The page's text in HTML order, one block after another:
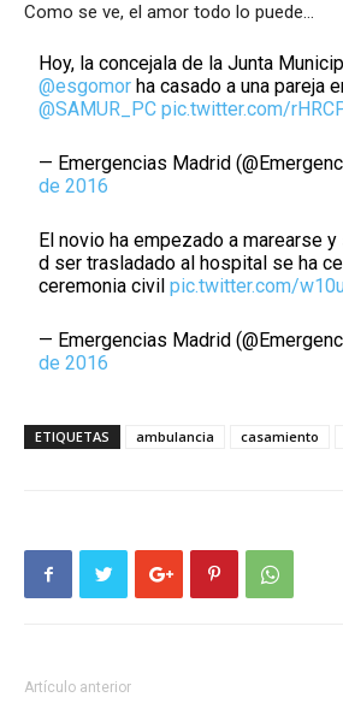
Como se ve, el amor todo lo puede…
Hoy, la concejala de la Junta
@esgomor ha casado a una pareja
@SAMUR_PC pic.twitter.com/
— Emergencias Madrid
de 2016
El novio ha empezado a marearse
d ser trasladado al hospital se ha
ceremonia civilpic.twitter.com/
— Emergencias Madrid
de 2016
ETIQUETAS ambulancia casamiento
Artículo anterior